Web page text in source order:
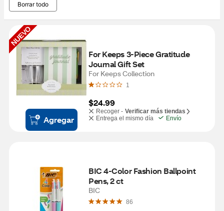
Borrar todo
NUEVO
Agregar
For Keeps 3-Piece Gratitude
Journal Gift Set
For Keeps Collection
1
$24.99
Recoger - Verificar más tiendas
Entrega el mismo día
Envío
BIC 4-Color Fashion Ballpoint
Pens, 2 ct
BIC
86